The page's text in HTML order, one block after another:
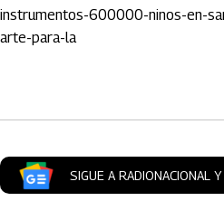
instrumentos-600000-ninos-en-
arte-para-la
SIGUE A RADIONACIONAL